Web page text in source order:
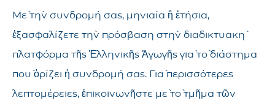
Μὲ τὴν συνδρομή σας, μηνιαία ἢ ἐτήσια,
ἐξασφαλίζετε τὴν πρόσβαση στὴν διαδικτυακὴ
πλατφόρμα τῆς Ἑλληνικῆς Ἀγωγῆς γιὰ τὸ διάστημα
ποὺ ὁρίζει ἡ συνδρομή σας. Γιὰ περισσότερες
λεπτομέρειες, ἐπικοινωνῆστε μὲ τὸ τμῆμα τῶν